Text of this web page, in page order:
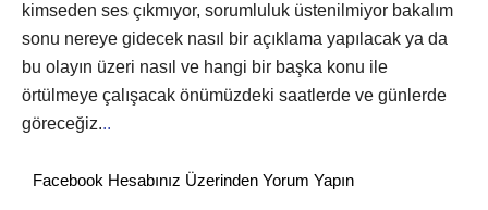
kimseden ses çıkmıyor, sorumluluk üstenilmiyor bakalım
sonu nereye gidecek nasıl bir açıklama yapılacak ya da
bu olayın üzeri nasıl ve hangi bir başka konu ile
örtülmeye çalışacak önümüzdeki saatlerde ve günlerde
göreceğiz...
Facebook Hesabınız Üzerinden Yorum Yapın